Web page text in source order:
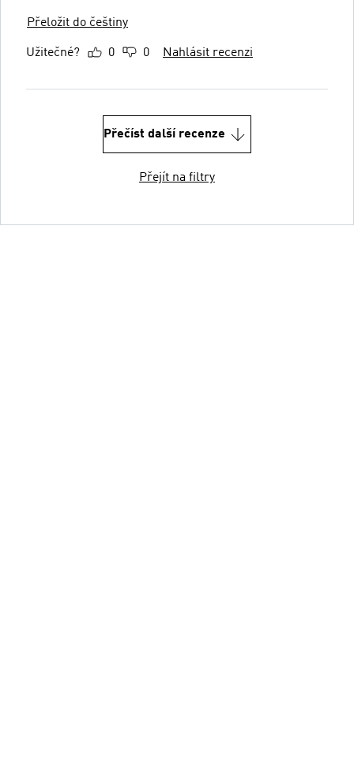
Přeložit do češtiny
Užitečné? 0 0 Nahlásit recenzi
Přečíst další recenze
Přejít na filtry